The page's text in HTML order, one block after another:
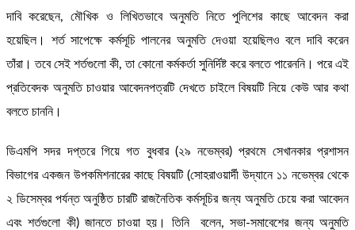
দাবি করেছেন, মৌখিক ও লিখিতভাবে অনুমতি নিতে পুলিশের কাছে আবেদন করা
হয়েছিল। শর্ত সাপেক্ষে কর্মসূচি পালনের অনুমতি দেওয়া হয়েছিলও বলে দাবি করেন
তাঁরা। তবে সেই শর্তগুলো কী, তা কোনো কর্মকর্তা সুনির্দিষ্ট করে বলতে পারেননি। পরে এই
প্রতিবেদক অনুমতি চাওয়ার আবেদনপত্রটি দেখতে চাইলে বিষয়টি নিয়ে কেউ আর কথা
বলতে চাননি।
ডিএমপি সদর দপ্তরে গিয়ে গত বুধবার (২৯ নভেম্বর) প্রথমে সেখানকার প্রশাসন
বিভাগের একজন উপকমিশনারের কাছে বিষয়টি (সোহরাওয়ার্দী উদ্যানে ১১ নভেম্বর থেকে
২ ডিসেম্বর পর্যন্ত অনুষ্ঠিত চারটি রাজনৈতিক কর্মসূচির জন্য অনুমতি চেয়ে করা আবেদন
এবং শর্তগুলো কী) জানতে চাওয়া হয়। তিনি বলেন, সভা-সমাবেশের জন্য অনুমতি